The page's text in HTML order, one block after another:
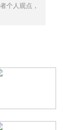
个人观点，